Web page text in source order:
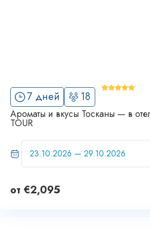
7 дней 18
'
Ароматы и вкусы Тосканы — в
TOUR
от €2,095